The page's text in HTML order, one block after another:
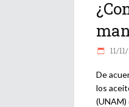
11/
De
los
(UNAM)